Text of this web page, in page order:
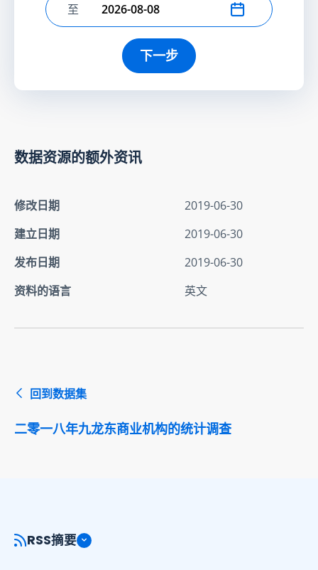
选择结束日期
至
下一步
数据资源的额外资讯
修改日期
2019-06-30
建立日期
2019-06-30
发布日期
2019-06-30
资料的语言
英文
回到数据集
二零一八年九龙东商业机构的统计调查
RSS摘要